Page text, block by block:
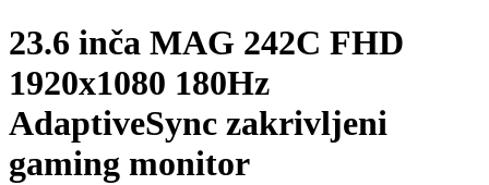
23.6 inča MAG 242C FHD
1920x1080 180Hz
AdaptiveSync zakrivljeni
gaming monitor